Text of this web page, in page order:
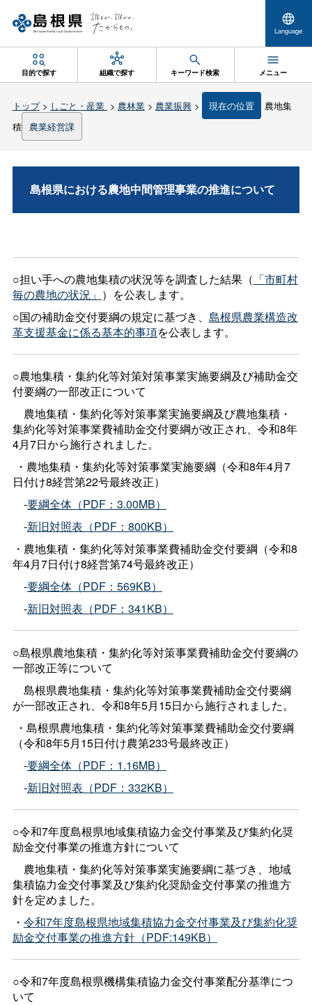
Language
目的で探す 組織で探す キーワード検索 メニュー
トップ> しごと・産業 > 農林業> 農業振興> 現在の位置
農地集
積
農業経営課
島根県における農地中間管理事業の推進について
○担い手への農地集積の状況等を調査した結果（ 「市町村
毎の農地の状況」 ）を公表します。
○国の補助金交付要綱の規定に基づき、 島根県農業構造改
革支援基金に係る基本的事項を公表します。
○農地集積・集約化等対策対策事業実施要綱及び補助金交
付要綱の一部改正について
農地集積・集約化等対策事業実施要綱及び農地集積・
集約化等対策事業費補助金交付要綱が改正され、令和8年
4月7日から施行されました。
・ 農地集積・集約化等対策事業実施要綱（令和8年4月7
日付け8経営第22号最終改正）
‐要綱全体（PDF：3.00MB）
‐新旧対照表（PDF：800KB）
・ 農地集積・集約化等対策事業費補助金交付要綱（令和8
年4月7日付け8経営第74号最終改正）
‐要綱全体（PDF：569KB）
‐新旧対照表（PDF：341KB）
○島根県農地集積・集約化等対策事業費補助金交付要綱の
一部改正等について
島根県農地集積・集約化等対策事業費補助金交付要綱
が一部改正され、令和8年5月15日から施行されました。
・島根県農地集積・集約化等対策事業費補助金交付要綱
（令和8年5月15日付け農第233号最終改正）
‐要綱全体（PDF：1.16MB）
‐新旧対照表（PDF：332KB）
○令和7年度島根県地域集積協力金交付事業及び集約化奨
励金交付事業の推進方針について
農地集積・集約化等対策事業実施要綱に基づき、地域
集積協力金交付事業及び集約化奨励金交付事業の推進方
針を定めました。
・ 令和7年度島根県地域集積協力金交付事業及び集約化奨
励金交付事業の推進方針（PDF:149KB）
○令和7年度島根県機構集積協力金交付事業配分基準につ
いて